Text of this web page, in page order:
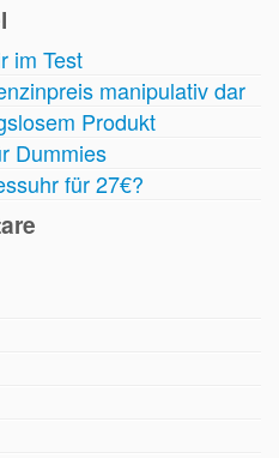
im Test
manipulativ dar
Produkt
Dummies
für 27€?